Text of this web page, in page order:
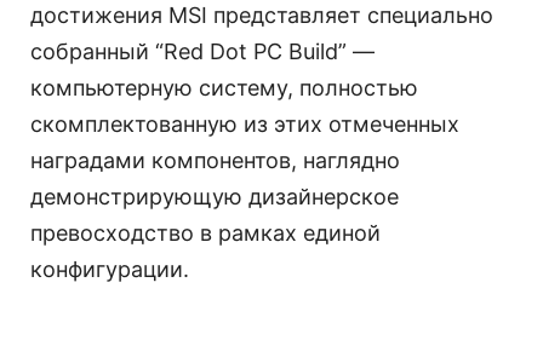
достижения MSI представляет специально
собранный “Red Dot PC Build” —
компьютерную систему, полностью
скомплектованную из этих отмеченных
наградами компонентов, наглядно
демонстрирующую дизайнерское
превосходство в рамках единой
конфигурации.